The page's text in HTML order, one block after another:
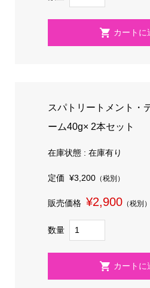
スパトリートメント・
ーム40g× 2本セット
在庫状態 : 在庫有り
定価 ¥3,200（税別）
販売価格 ¥2,900（税別）
数量